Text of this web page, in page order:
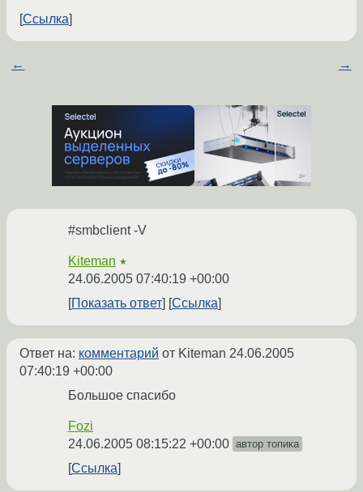
Ссылка
← →
#smbclient -V
Kiteman ★
24.06.2005 07:40:19 +00:00
Показать ответ
Ссылка
Ответ на: комментарий от Kiteman 24.06.2005
07:40:19 +00:00
Большое спасибо
Fozi
24.06.2005 08:15:22 +00:00 автор топика
Ссылка